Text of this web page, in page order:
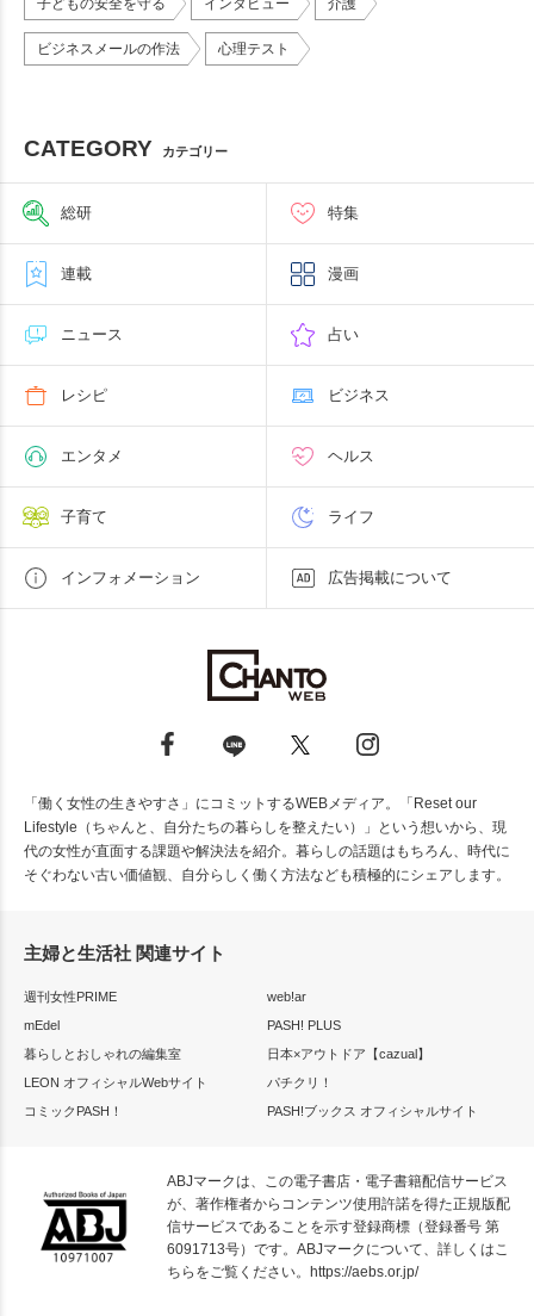
子どもの安全を守る インタビュー 介護
ビジネスメールの作法 心理テスト
CATEGORY カテゴリー
総研 特集
連載 漫画
ニュース 占い
レシピ ビジネス
エンタメ ヘルス
子育て ライフ
インフォメーション 広告掲載について
「働く女性の生きやすさ」にコミットするWEBメディア。「Reset our
Lifestyle（ちゃんと、自分たちの暮らしを整えたい）」という想いから、現
代の女性が直面する課題や解決法を紹介。暮らしの話題はもちろん、時代に
そぐわない古い価値観、自分らしく働く方法なども積極的にシェアします。
主婦と生活社 関連サイト
週刊女性PRIME
web!ar
mEdel
PASH! PLUS
暮らしとおしゃれの編集室
日本×アウトドア【cazual】
LEON オフィシャルWebサイト
パチクリ！
コミックPASH！
PASH!ブックス オフィシャルサイト
ABJマークは、この電子書店・電子書籍配信サービス
が、著作権者からコンテンツ使用許諾を得た正規版配
信サービスであることを示す登録商標（登録番号 第
6091713号）です。ABJマークについて、詳しくはこ
ちらをご覧ください。
https://aebs.or.jp/